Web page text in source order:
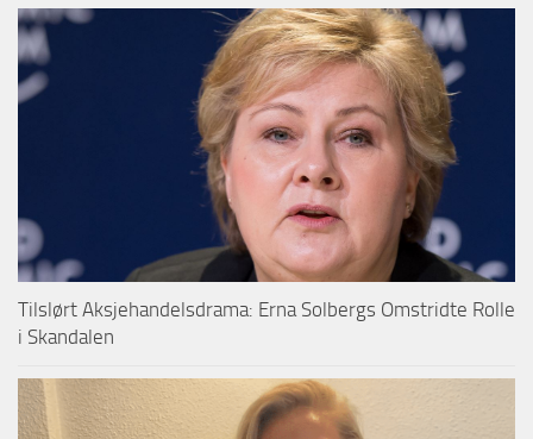
Tilslørt Aksjehandelsdrama: Erna Solbergs Omstridte Rolle
i Skandalen